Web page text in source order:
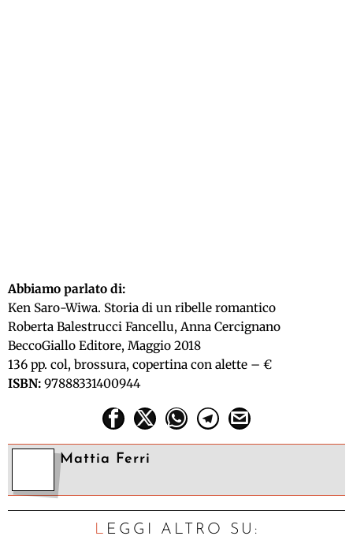
Abbiamo parlato di:
Ken Saro-Wiwa. Storia di un ribelle romantico
Roberta Balestrucci Fancellu, Anna Cercignano
BeccoGiallo Editore, Maggio 2018
136 pp. col, brossura, copertina con alette – €
ISBN: 97888331400944
Mattia Ferri
LEGGI ALTRO SU: